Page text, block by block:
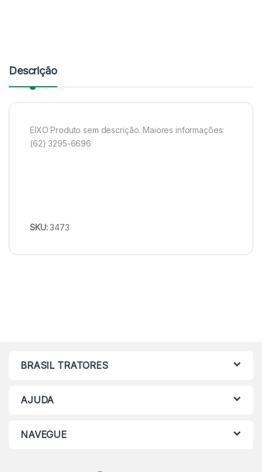
Descrição
EIXO Produto sem descrição. Maiores informações:
(62) 3295-6696
SKU:3473
BRASIL TRATORES
AJUDA
NAVEGUE